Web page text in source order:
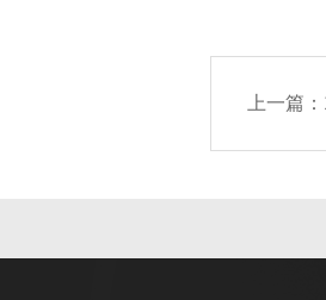
上一篇：